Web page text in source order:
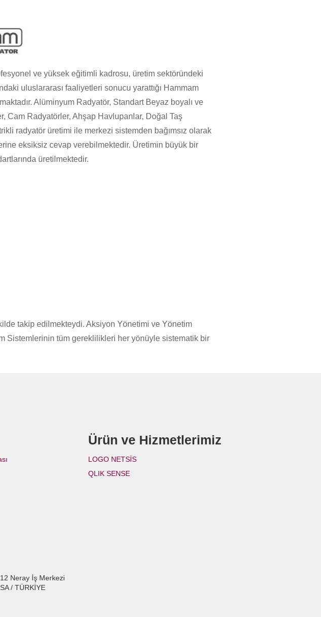
ve yüksek eğitimli kadrosu, üretim sektöründeki
uluslararası faaliyetleri sonucu yarattığı Hammam
Alüminyum Radyatör, Standart Beyaz boyalı ve
Cam Radyatörler, Ahşap Havlupanlar, Doğal Taş
radyatör üretimi ile merkezi sistemden bağımsız olarak
eksiksiz cevap verebilmektedir. Üretimin büyük bir
üretilmektedir.
takip edilmekteydi. Aksiyon Yönetimi ve Yönetim
Sistemlerinin tüm gereklilikleri her yönüyle sistematik bir
Neray İş Merkezi
/ TÜRKİYE
Ürün ve Hizmetlerimiz
LOGO NETSİS
QLIK SENSE